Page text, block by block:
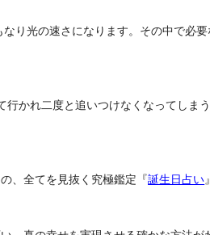
り光の速さになります。その中で必要
かれ二度と追いつけなくなってしま
、全てを見抜く究極鑑定『誕生日占い